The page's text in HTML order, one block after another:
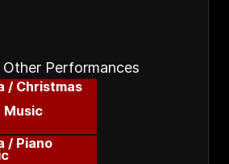
Performances
/ Christmas
Music
/ Piano